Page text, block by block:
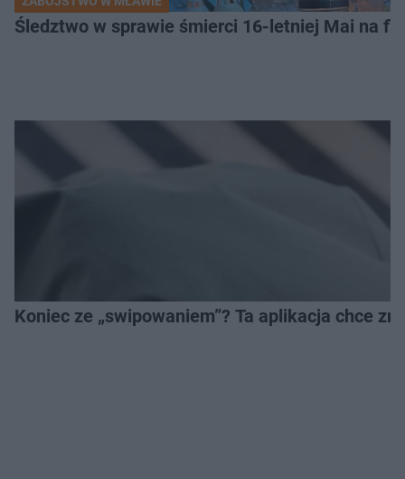
Śledztwo w sprawie śmierci 16-letniej Mai na
Koniec ze „swipowaniem”? Ta aplikacja chce